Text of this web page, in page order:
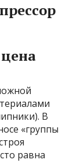
В
«группы
равна